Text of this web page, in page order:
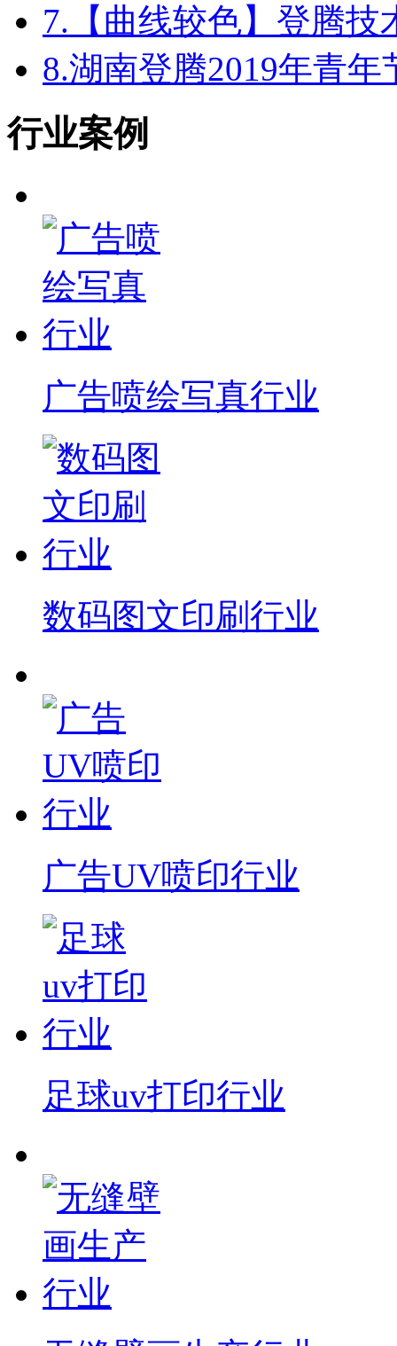
7. 【曲线较色】登腾
8.湖南登腾2019年青
行业案例
广告喷绘写真行业
数码图文印刷行业
广告UV喷印行业
足球uv打印行业